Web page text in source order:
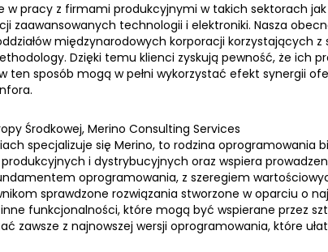
w pracy z firmami produkcyjnymi w takich sektorach
zaawansowanych technologii i elektroniki. Nasza
międzynarodowych korporacji korzystających
Dzięki temu klienci zyskują pewność, że ich
sposób mogą w pełni wykorzystać efekt synergii
Środkowej, Merino Consulting Services
specjalizuje się Merino, to rodzina
i dystrybucyjnych oraz wspiera
oprogramowania, z szeregiem
sprawdzone rozwiązania stworzone w oparciu o
funkcjonalności, które mogą być wspierane przez
zawsze z najnowszej wersji oprogramowania, które